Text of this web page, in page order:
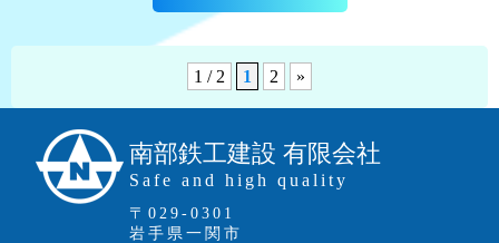
1 / 2 1 2 »
南部鉄工建設 有限会社
Safe and high quality
〒029-0301
岩手県一関市